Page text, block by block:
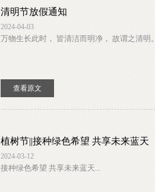
清明节放假通知
2024-04-03
万物生长此时， 皆清洁而明净， 故谓之清明
查看原文
植树节||接种绿色希望 共享未来蓝天
2024-03-12
接种绿色希望 共享未来蓝天...